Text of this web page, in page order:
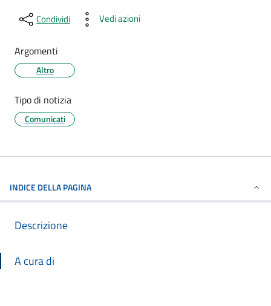
Condividi Vedi azioni
Argomenti
Altro
Tipo di notizia
Comunicati
INDICE DELLA PAGINA
Descrizione
A cura di